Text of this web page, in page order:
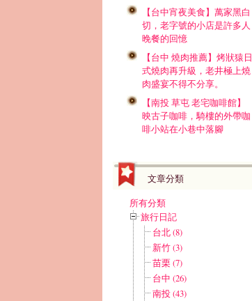
【台中宵夜美食】萬家黑白
切，老字號的小店是許多人
晚餐的回憶
【台中 燒肉推薦】烤狀猿日
式燒肉再升級，老井極上燒
肉盛宴不得不分享。
【南投 草屯 老宅咖啡館】
映古子咖啡，騎樓的外帶咖
啡小站在小巷中落腳
文章分類
所有分類
旅行日記
台北 (8)
新竹 (3)
苗栗 (7)
台中 (26)
南投 (43)